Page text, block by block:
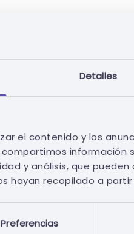
Detalles
el contenido y los
información
y análisis, que
hayan recopilado a
Preferencias
Affereo?
de Poderes